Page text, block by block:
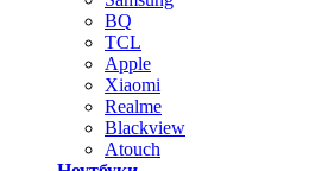
BQ
TCL
Apple
Xiaomi
Realme
Blackview
Atouch